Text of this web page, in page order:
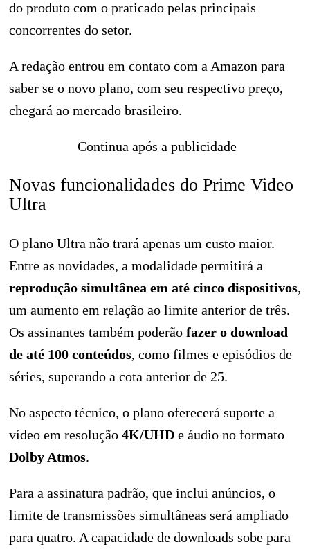
do produto com o praticado pelas principais
concorrentes do setor.
A redação entrou em contato com a Amazon para
saber se o novo plano, com seu respectivo preço,
chegará ao mercado brasileiro.
Continua após a publicidade
Novas funcionalidades do Prime Video
Ultra
O plano Ultra não trará apenas um custo maior.
Entre as novidades, a modalidade permitirá a
reprodução simultânea em até cinco dispositivos,
um aumento em relação ao limite anterior de três.
Os assinantes também poderão fazer o download
de até 100 conteúdos, como filmes e episódios de
séries, superando a cota anterior de 25.
No aspecto técnico, o plano oferecerá suporte a
vídeo em resolução 4K/UHD e áudio no formato
Dolby Atmos.
Para a assinatura padrão, que inclui anúncios, o
limite de transmissões simultâneas será ampliado
para quatro. A capacidade de downloads sobe para